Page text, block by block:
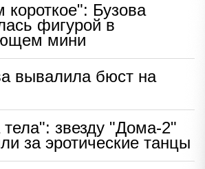
Бузова
фигурой в
мини
вывалила бюст на
звезду "Дома-2"
за эротические танцы